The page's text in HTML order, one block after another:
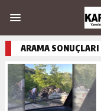
ARAMA SONUÇLARI